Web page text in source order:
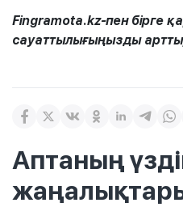
Fingramota.kz-пен бірге
сауаттылығыңызды
Аптаның